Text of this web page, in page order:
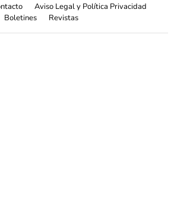
Aviso Legal y Política Privacidad
Boletines Revistas